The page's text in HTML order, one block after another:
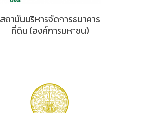
สถาบันบริหารจัดการธนาคาร
ที่ดิน (องค์การมหาชน)